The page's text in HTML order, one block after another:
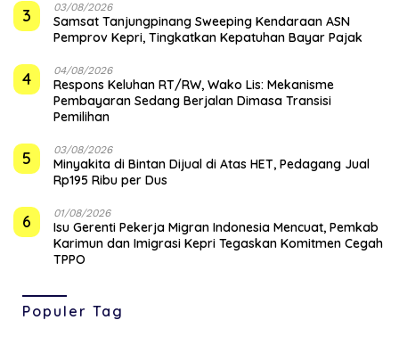
3 03/08/2026
Samsat Tanjungpinang Sweeping Kendaraan ASN
Pemprov Kepri, Tingkatkan Kepatuhan Bayar Pajak
4 04/08/2026
‎Respons Keluhan RT/RW, Wako Lis: Mekanisme
Pembayaran Sedang Berjalan Dimasa Transisi
Pemilihan
5 03/08/2026
Minyakita di Bintan Dijual di Atas HET, Pedagang Jual
Rp195 Ribu per Dus
6 01/08/2026
Isu Gerenti Pekerja Migran Indonesia Mencuat, Pemkab
Karimun dan Imigrasi Kepri Tegaskan Komitmen Cegah
TPPO
Populer Tag